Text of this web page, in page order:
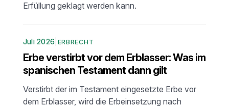
Erfüllung geklagt werden kann.
Juli 2026 ERBRECHT
Erbe verstirbt vor dem Erblasser: Was im
spanischen Testament dann gilt
Verstirbt der im Testament eingesetzte Erbe vor
dem Erblasser, wird die Erbeinsetzung nach